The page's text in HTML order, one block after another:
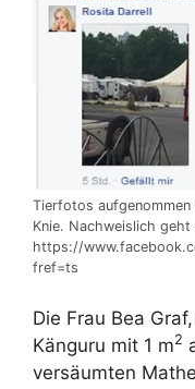
Tierfotos
Knie. Nachweislich geht
https://
fref=ts
Die Frau Bea
Känguru mit 1 m2
versäumten